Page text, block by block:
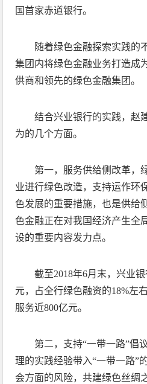
国首家赤道银行。
随着绿色金融探索实践的
集团内将绿色金融业务打造成
供商和领先的绿色金融集团。
结合兴业银行的实践，赵
为的几个方面。
第一，服务供给侧改革，
业进行绿色改造，支持运作环
色发展的重要措施，也是供给
色金融正在对我国经济产生全
设的重要内容发力点。
截至2018年6月末，兴业
元，占全行绿色融资的18%左
服务近800亿元。
第二，支持“一带一路”倡
理的实践经验带入“一带一路”
会方面的风险，共建绿色丝绸